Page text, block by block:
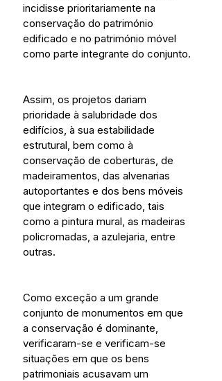
incidisse prioritariamente na
conservação do património
edificado e no património móvel
como parte integrante do conjunto.
Assim, os projetos dariam
prioridade à salubridade dos
edifícios, à sua estabilidade
estrutural, bem como à
conservação de coberturas, de
madeiramentos, das alvenarias
autoportantes e dos bens móveis
que integram o edificado, tais
como a pintura mural, as madeiras
policromadas, a azulejaria, entre
outras.
Como exceção a um grande
conjunto de monumentos em que
a conservação é dominante,
verificaram-se e verificam-se
situações em que os bens
patrimoniais acusavam um